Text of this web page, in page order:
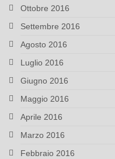
Ottobre 2016
Settembre 2016
Agosto 2016
Luglio 2016
Giugno 2016
Maggio 2016
Aprile 2016
Marzo 2016
Febbraio 2016